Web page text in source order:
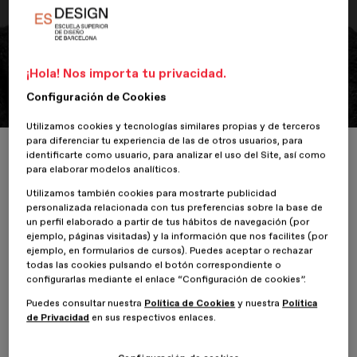
Conferencia
Di sí a los proyectos “autoprofesionales"
Inicio ESDESIGNERS Sergio Ortiz
23 Mayo 2022
Gráfico y Editorial
¡Hola! Nos importa tu privacidad.
Configuración de Cookies
Utilizamos cookies y tecnologías similares propias y de terceros
para diferenciar tu experiencia de las de otros usuarios, para
identificarte como usuario, para analizar el uso del Site, así como
para elaborar modelos analíticos.
Utilizamos también cookies para mostrarte publicidad
personalizada relacionada con tus preferencias sobre la base de
un perfil elaborado a partir de tus hábitos de navegación (por
ejemplo, páginas visitadas) y la información que nos facilites (por
ejemplo, en formularios de cursos). Puedes aceptar o rechazar
todas las cookies pulsando el botón correspondiente o
configurarlas mediante el enlace “Configuración de cookies”.
Puedes consultar nuestra Política de Cookies y nuestra Política
de Privacidad en sus respectivos enlaces.